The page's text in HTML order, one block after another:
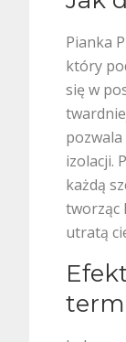
Pianka
który
się w
izolacji.
każdą
tworząc
utratą